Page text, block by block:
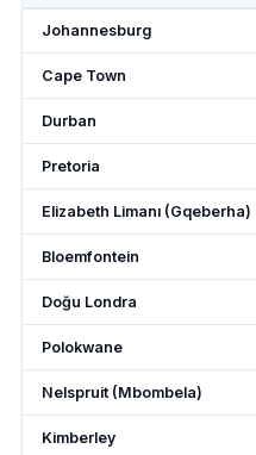
Johannesburg
Cape Town
Durban
Pretoria
Elizabeth Limanı (Gqeberha)
Bloemfontein
Doğu Londra
Polokwane
Nelspruit (Mbombela)
Kimberley